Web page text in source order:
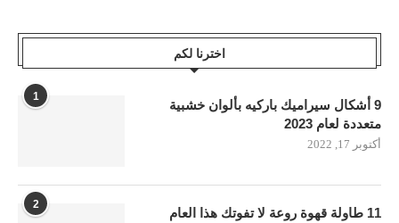
اخترنا لكم
1
9 أشكال سيراميك باركيه بألوان خشبية
متعددة لعام 2023
أكتوبر 17, 2022
2
11 طاولة قهوة روعة لا تفوتك هذا العام